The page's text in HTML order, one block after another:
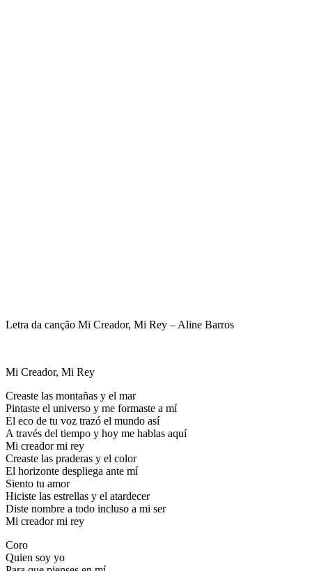
Letra da canção Mi Creador, Mi Rey – Aline Barros
Mi Creador, Mi Rey
Creaste las montañas y el mar
Pintaste el universo y me formaste a mí
El eco de tu voz trazó el mundo así
A través del tiempo y hoy me hablas aquí
Mi creador mi rey
Creaste las praderas y el color
El horizonte despliega ante mí
Siento tu amor
Hiciste las estrellas y el atardecer
Diste nombre a todo incluso a mi ser
Mi creador mi rey
Coro
Quien soy yo